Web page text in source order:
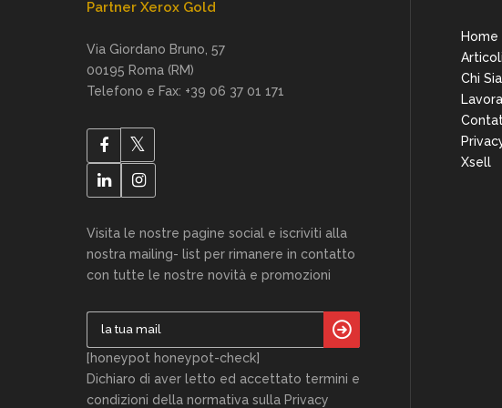
Partner Xerox Gold
Via Giordano Bruno, 57
00195 Roma (RM)
Telefono e Fax: +39 06 37 01 171
Visita le nostre pagine social e iscriviti alla
nostra mailing- list per rimanere in contatto
con tutte le nostre novità e promozioni
[honeypot honeypot-check]
Dichiaro di aver letto ed accettato termini e
condizioni della normativa sulla Privacy
Home
Articoli
Chi
Xsell